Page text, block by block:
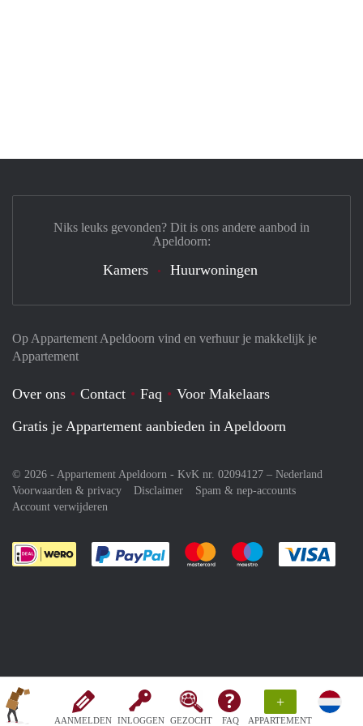
AANMELDEN INLOGGEN GEZOCHT FAQ
+
APPARTEMENT
Op Appartement Apeldoorn vind en verhuur je makkelijk je
Appartement
Over ons Contact Faq
Voor Makelaars
Gratis je Appartement aanbieden in Apeldoorn
© 2026 - Appartement Apeldoorn - KvK nr. 02094127 – Nederland
Voorwaarden & privacy
Disclaimer
Spam & nep-accounts
Account verwijderen
Je rekent gemakkelijk af met Paypal
Je rekent gemakkelijk af met
Je rekent
Niks leuks gevonden? Dit is ons andere aanbod in
Apeldoorn:
Kamers Huurwoningen